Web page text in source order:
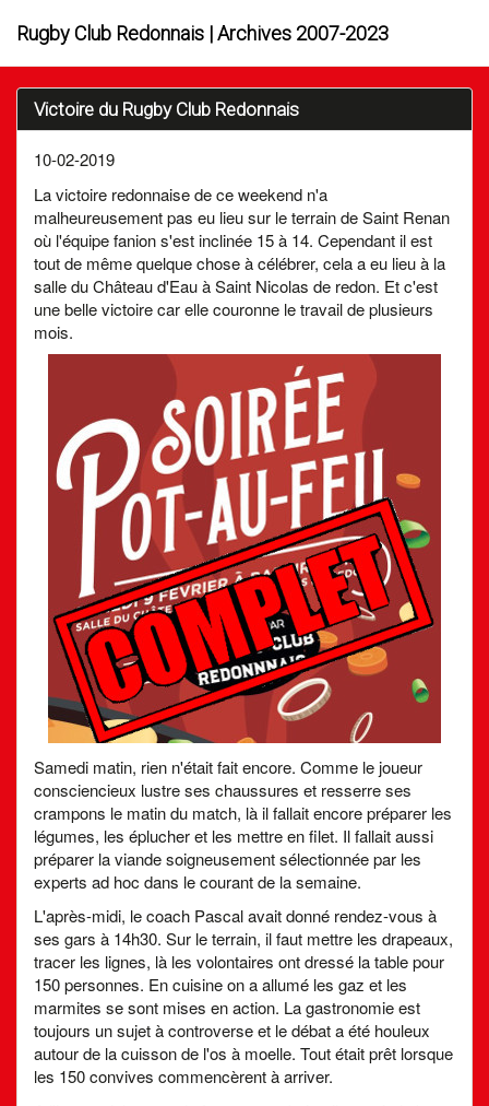
Rugby Club Redonnais | Archives 2007-2023
Victoire du Rugby Club Redonnais
10-02-2019
La victoire redonnaise de ce weekend n'a
malheureusement pas eu lieu sur le terrain de Saint Renan
où l'équipe fanion s'est inclinée 15 à 14. Cependant il est
tout de même quelque chose à célébrer, cela a eu lieu à la
salle du Château d'Eau à Saint Nicolas de redon. Et c'est
une belle victoire car elle couronne le travail de plusieurs
mois.
Samedi matin, rien n'était fait encore. Comme le joueur
consciencieux lustre ses chaussures et resserre ses
crampons le matin du match, là il fallait encore préparer les
légumes, les éplucher et les mettre en filet. Il fallait aussi
préparer la viande soigneusement sélectionnée par les
experts ad hoc dans le courant de la semaine.
L'après-midi, le coach Pascal avait donné rendez-vous à
ses gars à 14h30. Sur le terrain, il faut mettre les drapeaux,
tracer les lignes, là les volontaires ont dressé la table pour
150 personnes. En cuisine on a allumé les gaz et les
marmites se sont mises en action. La gastronomie est
toujours un sujet à controverse et le débat a été houleux
autour de la cuisson de l'os à moelle. Tout était prêt lorsque
les 150 convives commencèrent à arriver.